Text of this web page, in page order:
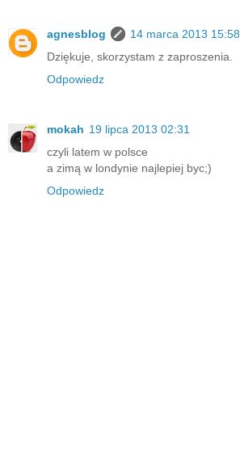
agnesblog
14 marca 2013 15:58
Dziękuje, skorzystam z zaproszenia.
Odpowiedz
mokah 19 lipca 2013 02:31
czyli latem w polsce
a zimą w londynie najlepiej byc;)
Odpowiedz